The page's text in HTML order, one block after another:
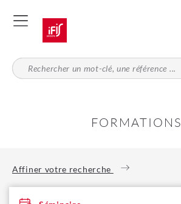
au
principal
FORMATIONS
Affiner votre recherche